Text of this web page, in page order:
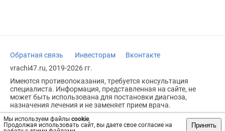
Мы используем файлы cookie.
Продолжая использовать сайт, вы даете свое согласие на
Принять
Обратная связь Инвесторам
Вконтакте
vrachi47.ru, 2019-2026 гг.
Имеются противопоказания, требуется консультация
специалиста. Информация, представленная на сайте, не
может быть использована для постановки диагноза,
назначения лечения и не заменяет прием врача.
Возрастное ограничение: 18+